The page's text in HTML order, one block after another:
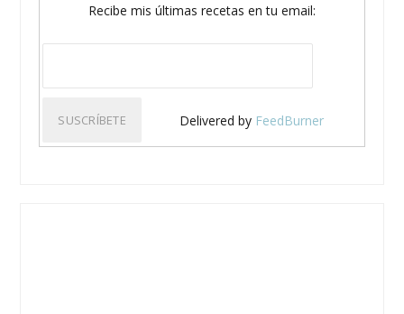
Recibe mis últimas recetas en tu email:
Delivered by FeedBurner